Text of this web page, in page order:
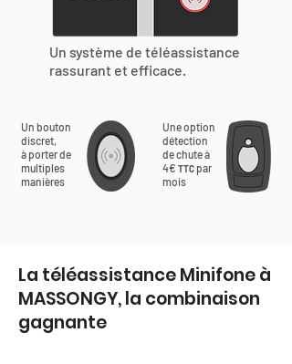
Un système de téléassistance
rassurant et efficace.
Un bouton
discret,
à porter de
multiples
manières
Une option
détection
de chute à
4€ TTC par
mois
La téléassistance Minifone à
MASSONGY, la combinaison
gagnante